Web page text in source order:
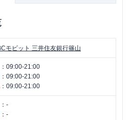
モビット 三井住友銀行篠山
09:00-21:00
： 09:00-21:00
： 09:00-21:00
-
： -